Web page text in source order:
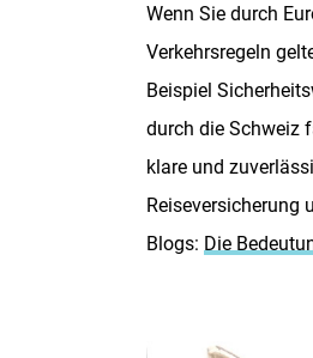
Wenn Sie durch
Verkehrsregeln
Beispiel
durch die Schweiz
klare und
Reiseversicherung
Blogs: Die